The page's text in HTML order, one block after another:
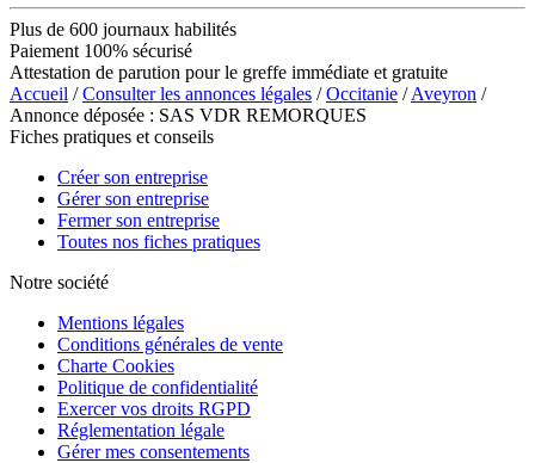
Plus de 600 journaux habilités
Paiement 100% sécurisé
Attestation de parution pour le greffe immédiate et gratuite
Accueil /Consulter les annonces légales /Occitanie /Aveyron /
Annonce déposée : SAS VDR REMORQUES
Fiches pratiques et conseils
Créer son entreprise
Gérer son entreprise
Fermer son entreprise
Toutes nos fiches pratiques
Notre société
Mentions légales
Conditions générales de vente
Charte Cookies
Politique de confidentialité
Exercer vos droits RGPD
Réglementation légale
Gérer mes consentements